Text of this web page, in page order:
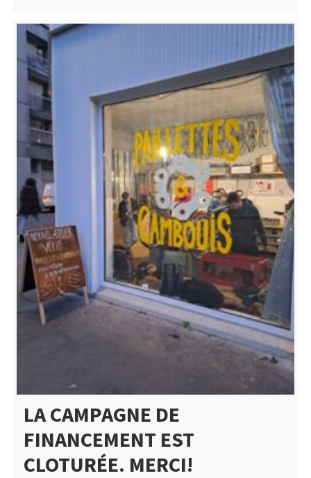
LA CAMPAGNE DE
FINANCEMENT EST
CLOTURÉE. MERCI!